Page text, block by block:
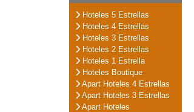
Hoteles 5 Estrellas
Hoteles 4 Estrellas
Hoteles 3 Estrellas
Hoteles 2 Estrellas
Hoteles 1 Estrella
Hoteles Boutique
Apart Hoteles 4 Estrellas
Apart Hoteles 3 Estrellas
Apart Hoteles